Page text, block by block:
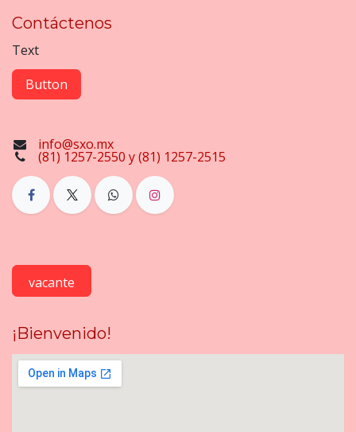
Contáctenos
Text
Button
info@sxo.mx
(81) 1257-2550 y (81) 1257-2515
vacante
¡Bienvenido!